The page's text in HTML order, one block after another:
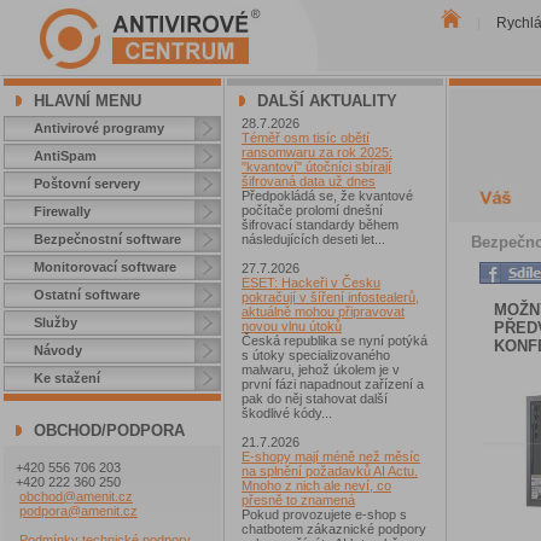
HLAVNÍ MENU
Antivirové programy
AntiSpam
Poštovní servery
Firewally
Bezpečnostní software
Monitorovací software
Ostatní software
Služby
Návody
Ke stažení
OBCHOD/PODPORA
+420 556 706 203
+420 222 360 250
obchod@amenit.cz
podpora@amenit.cz
DALŠÍ AKTUALITY
28.7.2026
Téměř osm tisíc obětí
ransomwaru za rok 2025:
"kvantoví" útočníci sbírají
šifrovaná data už dnes
Předpokládá se, že kvantové
počítače prolomí dnešní
šifrovací standardy během
následujících deseti let...
27.7.2026
ESET: Hackeři v Česku
pokračují v šíření infostealerů,
aktuálně mohou připravovat
novou vlnu útoků
Česká republika se nyní potýká
s útoky specializovaného
malwaru, jehož úkolem je v
první fázi napadnout zařízení a
pak do něj stahovat další
škodlivé kódy...
21.7.2026
E-shopy mají méně než měsíc
na splnění požadavků AI Actu.
Mnoho z nich ale neví, co
přesně to znamená
Pokud provozujete e-shop s
chatbotem zákaznické podpory